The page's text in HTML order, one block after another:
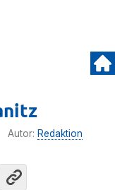
Autor: Redaktion